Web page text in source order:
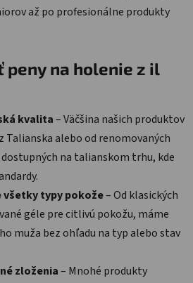
až po profesionálne produkty
peny na holenie z il
kvalita– Väčšina našich produktov
Talianska alebo od renomovaných
na talianskom trhu, kde
všetky typy pokože– Od klasických
géle pre citlivú pokožu, máme
muža bez ohľadu na typ alebo stav
zloženia– Mnohé produkty